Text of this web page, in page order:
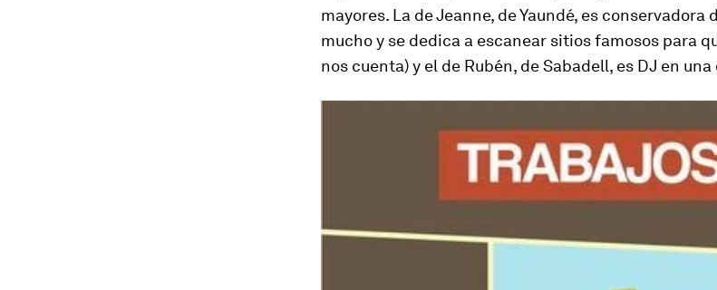
mayores. La de Jeanne, de Yaundé, es
mucho y se dedica a escanear sitios famosos para
nos cuenta) y el de Rubén, de Sabadell, es DJ en